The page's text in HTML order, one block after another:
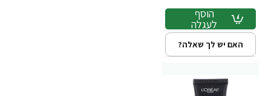
הוסף
לעגלה
האם יש לך שאלה?